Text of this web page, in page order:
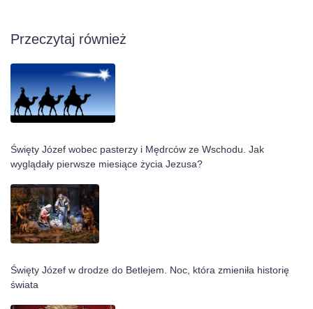
Przeczytaj również
Święty Józef wobec pasterzy i Mędrców ze Wschodu. Jak
wyglądały pierwsze miesiące życia Jezusa?
Święty Józef w drodze do Betlejem. Noc, która zmieniła historię
świata